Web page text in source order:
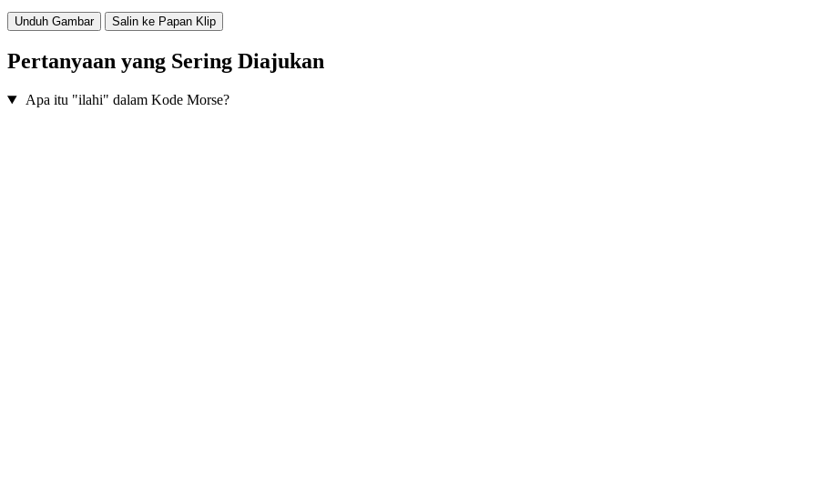
Unduh Gambar Salin ke Papan Klip
Pertanyaan yang Sering Diajukan
Apa itu "ilahi" dalam Kode Morse?